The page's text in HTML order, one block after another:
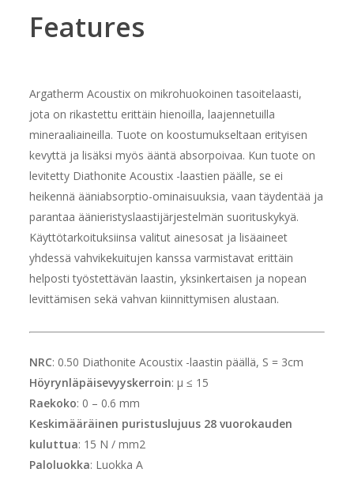
Features
Argatherm Acoustix on mikrohuokoinen tasoitelaasti,
jota on rikastettu erittäin hienoilla, laajennetuilla
mineraaliaineilla. Tuote on koostumukseltaan erityisen
kevyttä ja lisäksi myös ääntä absorpoivaa. Kun tuote on
levitetty Diathonite Acoustix -laastien päälle, se ei
heikennä ääniabsorptio-ominaisuuksia, vaan täydentää ja
parantaa äänieristyslaastijärjestelmän suorituskykyä.
Käyttötarkoituksiinsa valitut ainesosat ja lisäaineet
yhdessä vahvikekuitujen kanssa varmistavat erittäin
helposti työstettävän laastin, yksinkertaisen ja nopean
levittämisen sekä vahvan kiinnittymisen alustaan.
NRC: 0.50 Diathonite Acoustix -laastin päällä, S = 3cm
Höyrynläpäisevyyskerroin: µ ≤ 15
Raekoko: 0 – 0.6 mm
Keskimääräinen puristuslujuus 28 vuorokauden
kuluttua: 15 N / mm2
Paloluokka: Luokka A